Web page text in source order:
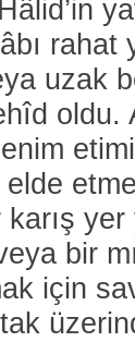
rahat
uzak
oldu.
bir
için